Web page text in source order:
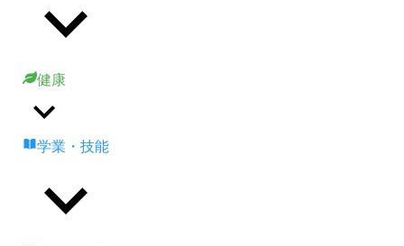
健康
学業・技能